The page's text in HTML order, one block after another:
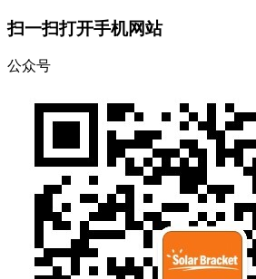
扫一扫打开手机网站
公众号